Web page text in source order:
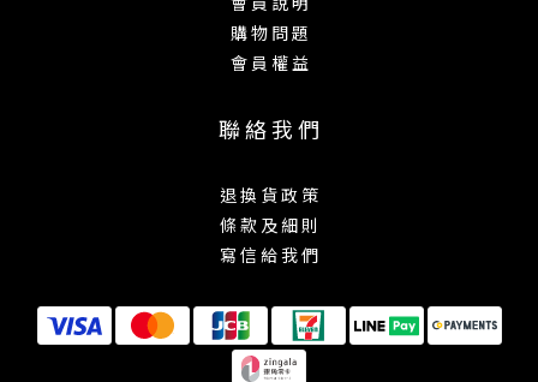
購 物 問 題
會 員 權 益
聯 絡 我 們
退 換 貨 政 策
條 款 及 細 則
寫 信 給 我 們